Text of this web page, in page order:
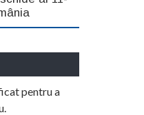
pentru a